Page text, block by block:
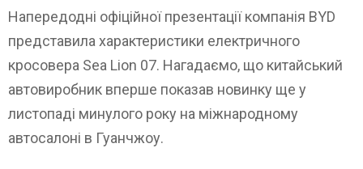
Напередодні офіційної презентації компанія BYD
представила характеристики електричного
кросовера Sea Lion 07. Нагадаємо, що китайський
автовиробник вперше показав новинку ще у
листопаді минулого року на міжнародному
автосалоні в Гуанчжоу.